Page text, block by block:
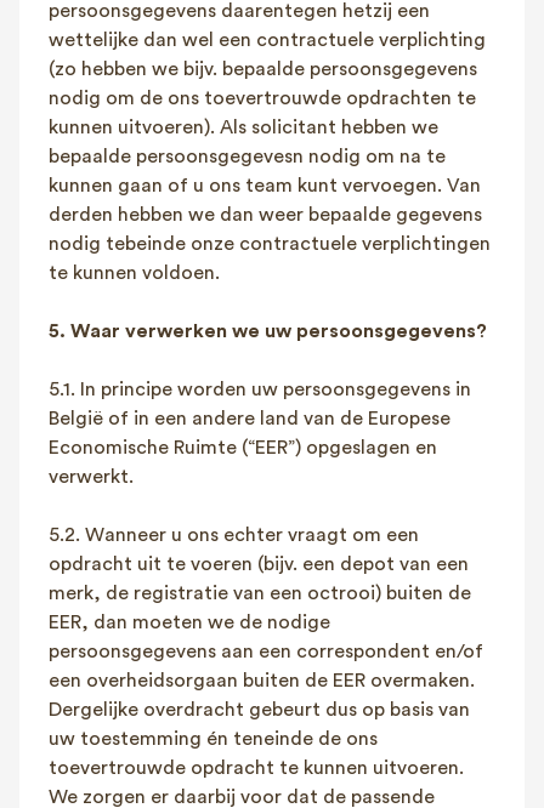
persoonsgegevens daarentegen hetzij een
wettelijke dan wel een contractuele verplichting
(zo hebben we bijv. bepaalde persoonsgegevens
nodig om de ons toevertrouwde opdrachten te
kunnen uitvoeren). Als solicitant hebben we
bepaalde persoonsgegevesn nodig om na te
kunnen gaan of u ons team kunt vervoegen. Van
derden hebben we dan weer bepaalde gegevens
nodig tebeinde onze contractuele verplichtingen
te kunnen voldoen.
5. Waar verwerken we uw persoonsgegevens?
5.1. In principe worden uw persoonsgegevens in
België of in een andere land van de Europese
Economische Ruimte (“EER”) opgeslagen en
verwerkt.
5.2. Wanneer u ons echter vraagt om een
opdracht uit te voeren (bijv. een depot van een
merk, de registratie van een octrooi) buiten de
EER, dan moeten we de nodige
persoonsgegevens aan een correspondent en/of
een overheidsorgaan buiten de EER overmaken.
Dergelijke overdracht gebeurt dus op basis van
uw toestemming én teneinde de ons
toevertrouwde opdracht te kunnen uitvoeren.
We zorgen er daarbij voor dat de passende